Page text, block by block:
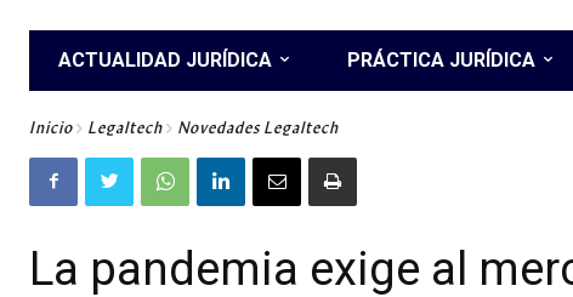
ACTUALIDAD JURÍDICA PRÁCTICA JURÍDICA
Inicio Legaltech Novedades Legaltech
La pandemia exige al